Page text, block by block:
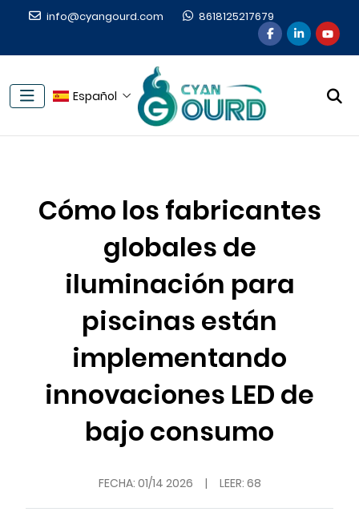
info@cyangourd.com 8618125217679
Español
Cómo los fabricantes
globales de
iluminación para
piscinas están
implementando
innovaciones LED de
bajo consumo
FECHA: 01/14 2026 | LEER: 68